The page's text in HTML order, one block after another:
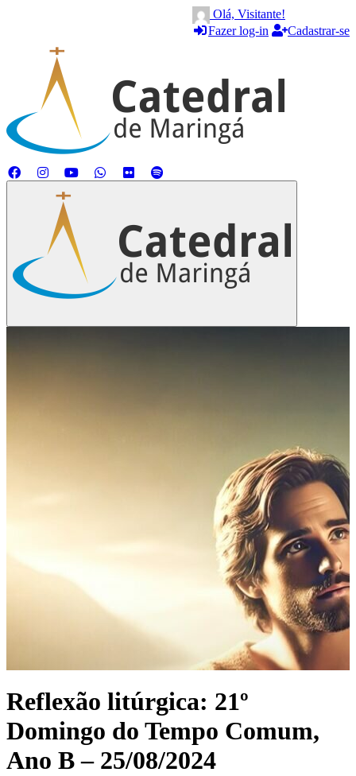
Olá, Visitante!
Fazer log-in
Cadastrar-se
Reflexão litúrgica: 21º
Domingo do Tempo Comum,
Ano B – 25/08/2024